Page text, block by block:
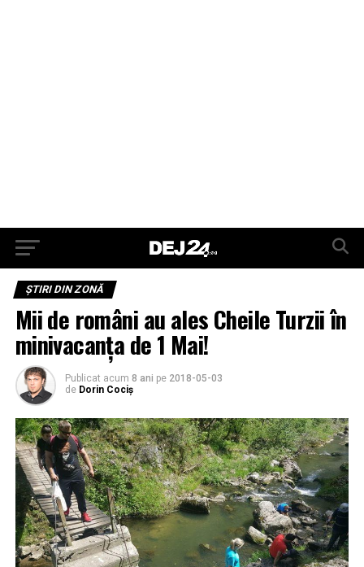
ŞTIRI DIN ZONĂ
Mii de români au ales Cheile Turzii în
minivacanța de 1 Mai!
Publicat acum 8 ani pe 2018-05-03
de Dorin Cociș